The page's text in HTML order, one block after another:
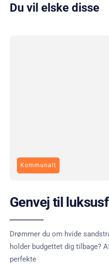
Du vil elske disse
Kommunalt
Genvej til
Drømmer du om hvide
holder budgettet dig tilbage?
perfekte